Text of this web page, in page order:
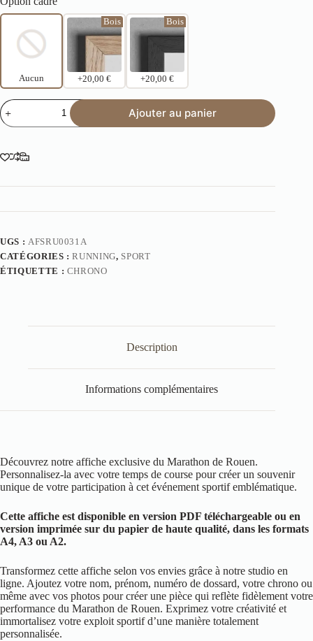
Aucun
Bois
+20,00 €
Bois
+20,00 €
Ajouter au panier
UGS : AFSRU0031A
CATÉGORIES :RUNNING, SPORT
ÉTIQUETTE : CHRONO
Description
Informations complémentaires
Découvrez notre affiche exclusive du Marathon de Rouen.
Personnalisez-la avec votre temps de course pour créer un souvenir
unique de votre participation à cet événement sportif emblématique.
Cette affiche est disponible en version PDF téléchargeable ou en
version imprimée sur du papier de haute qualité, dans les formats
A4, A3 ou A2.
Transformez cette affiche selon vos envies grâce à notre studio en
ligne. Ajoutez votre nom, prénom, numéro de dossard, votre chrono ou
même avec vos photos pour créer une pièce qui reflète fidèlement votre
performance du Marathon de Rouen. Exprimez votre créativité et
immortalisez votre exploit sportif d’une manière totalement
personnalisée.